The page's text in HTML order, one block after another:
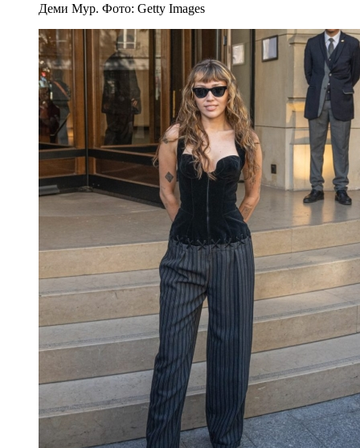
Деми Мур. Фото: Getty Images